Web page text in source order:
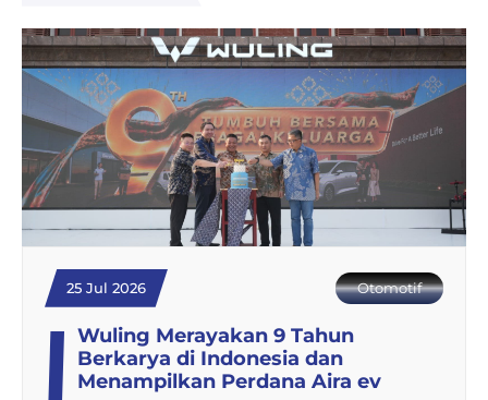
25 Jul 2026 Otomotif
Wuling Merayakan 9 Tahun
Berkarya di Indonesia dan
Menampilkan Perdana Aira ev